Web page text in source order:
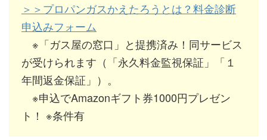
＞＞プロパンガスかえたろうとは？料金診断
申込みフォーム
※「ガス屋の窓口」と提携済み！同サービス
が受けられます（「永久料金監視保証」「１
年間返金保証」）。
※申込でAmazonギフト券1000円プレゼン
ト！ ※条件有